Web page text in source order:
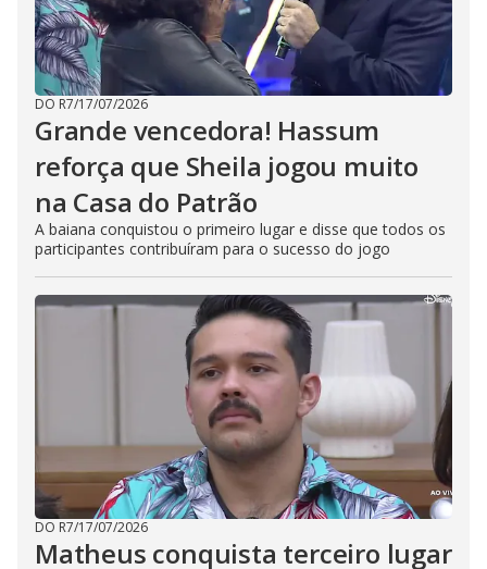
DO R7/17/07/2026
Grande vencedora! Hassum
reforça que Sheila jogou muito
na Casa do Patrão
A baiana conquistou o primeiro lugar e disse que todos os
participantes contribuíram para o sucesso do jogo
DO R7/17/07/2026
Matheus conquista terceiro lugar